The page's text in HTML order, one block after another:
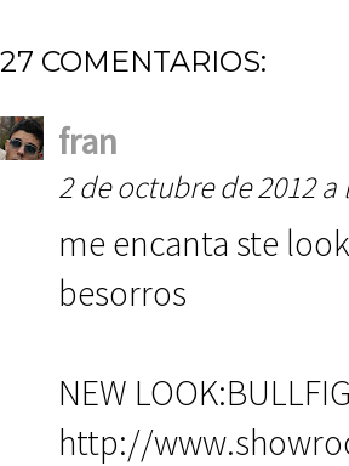
27 COMENTARIOS:
fran
2 de octubre de 2012 a
me encanta ste
besorros
NEW
http://